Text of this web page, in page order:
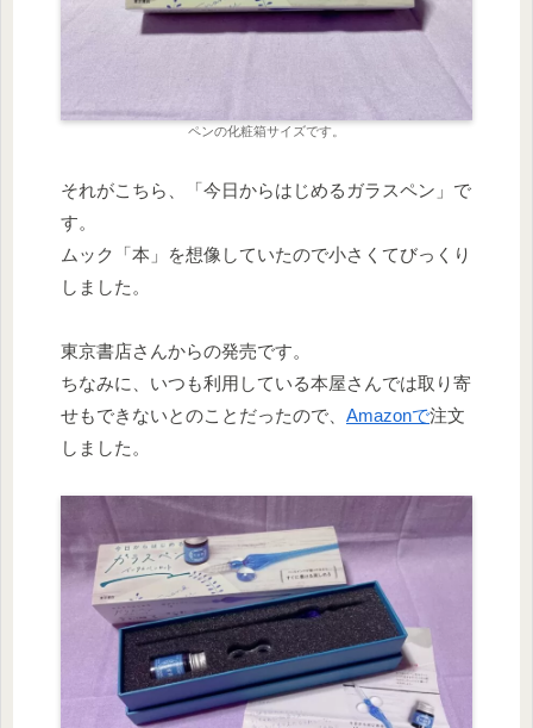
ペンの化粧箱サイズです。
それがこちら、「今日からはじめるガラスペン」で
す。
ムック「本」を想像していたので小さくてびっくり
しました。
東京書店さんからの発売です。
ちなみに、いつも利用している本屋さんでは取り寄
せもできないとのことだったので、 Amazonで注文
しました。